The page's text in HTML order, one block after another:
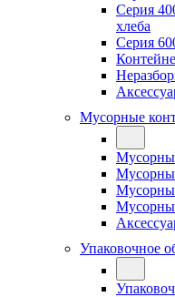
Серия
хлеба
Серия
Мусорные
Упаковочное